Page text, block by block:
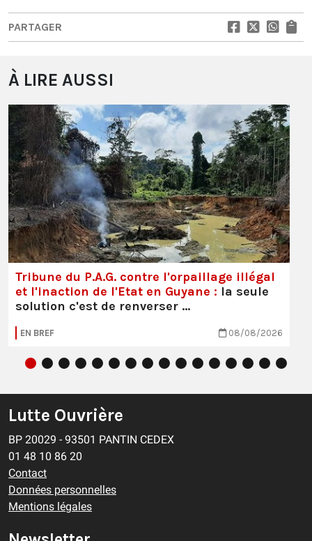
PARTAGER
À LIRE AUSSI
Tribune du P.A.G. contre l'orpaillage illégal
et l'inaction de l'Etat en Guyane : la seule
solution c'est de renverser …
EN BREF 08/08/2026
Lutte Ouvrière
BP 20029 - 93501 PANTIN CEDEX
01 48 10 86 20
Contact
Données personnelles
Mentions légales